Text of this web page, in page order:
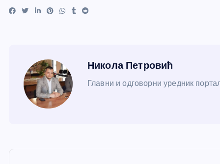
Никола Петровић
Главни и одговорни уредник